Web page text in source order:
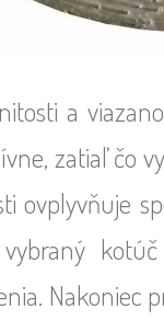
a
zatiaľ čo
ovplyvňuje
Nakoniec